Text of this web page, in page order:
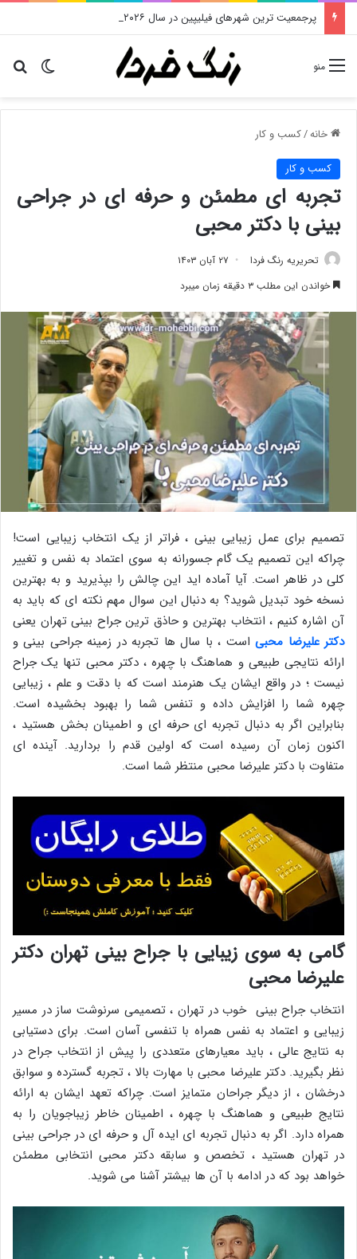
پرجمعیت ترین شهرهای فیلیپین در سال ۲۰۲۶ : معرفی ۶ مورد اول
تغییر منو
خانه/کسب و کار
کسب و کار
تجربه ای مطمئن و حرفه ای در جراحی
بینی با دکتر محبی
تحریریه رنگ فردا
۲۷ آبان ۱۴۰۳
خواندن این مطلب ۳ دقیقه زمان میبرد
تصمیم برای عمل زیبایی بینی ، فراتر از یک انتخاب زیبایی است!
چراکه این تصمیم یک گام جسورانه به سوی اعتماد به ‌نفس و تغییر
کلی در ظاهر است. آیا آماده ‌اید این چالش را بپذیرید و به بهترین
نسخه خود تبدیل شوید؟ به دنبال این سوال مهم نکته ای که باید به
آن اشاره کنیم ، انتخاب بهترین و حاذق ترین جراح بینی تهران یعنی
دکتر علیرضا محبیاست ، با سال‌ ها تجربه در زمینه جراحی بینی و
ارائه نتایجی طبیعی و هماهنگ با چهره ، دکتر محبی تنها یک جراح
نیست ؛ در واقع ایشان یک هنرمند است که با دقت و علم ، زیبایی
چهره شما را افزایش داده و تنفس شما را بهبود بخشیده است.
بنابراین اگر به دنبال تجربه ‌ای حرفه ‌ای و اطمینان‌ بخش هستید ،
اکنون زمان آن رسیده است که اولین قدم را بردارید. آینده‌ ای
متفاوت با دکتر علیرضا محبی منتظر شما است.
گامی به سوی زیبایی با جراح بینی تهران دکتر
علیرضا محبی
انتخاب جراح بینی خوب در تهران ، تصمیمی سرنوشت‌ ساز در مسیر
زیبایی و اعتماد به ‌نفس همراه با تنفسی آسان است. برای دستیابی
به نتایج عالی ، باید معیارهای متعددی را پیش از انتخاب جراح در
نظر بگیرید. دکتر علیرضا محبی با مهارت بالا ، تجربه گسترده و سوابق
درخشان ، از دیگر جراحان متمایز است. چراکه تعهد ایشان به ارائه
نتایج طبیعی و هماهنگ با چهره ، اطمینان خاطر زیبا‌جویان را به
همراه دارد. اگر به دنبال تجربه ‌ای ایده‌ آل و حرفه‌ ای در جراحی بینی
در تهران هستید ، تخصص و سابقه دکتر محبی انتخابی مطمئن
خواهد بود که در ادامه با آن ها بیشتر آشنا می شوید.